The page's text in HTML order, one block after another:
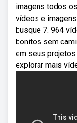
imagens todos
vídeos e
busque 7. 964
bonitos sem
em seus projetos
explorar mais